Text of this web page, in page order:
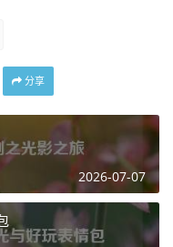
个额外的展示空间，在
相互交流展示，分享彼
家对于游戏装备的情感
的一种潜在象征，一些
游戏中的投入和积累，
技、参与各种活动或者
分享
2026-07-07